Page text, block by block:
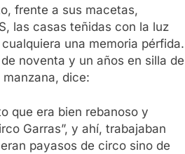
frente a sus macetas,
las casas teñidas con la luz
una memoria pérfida.
noventa y un años en silla de
dice:
que era bien rebanoso y
Garras”, y ahí, trabajaban
payasos de circo sino de